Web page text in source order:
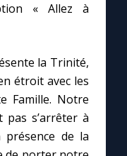
« Allez à
la Trinité,
étroit avec les
Famille. Notre
s’arrêter à
présence de la